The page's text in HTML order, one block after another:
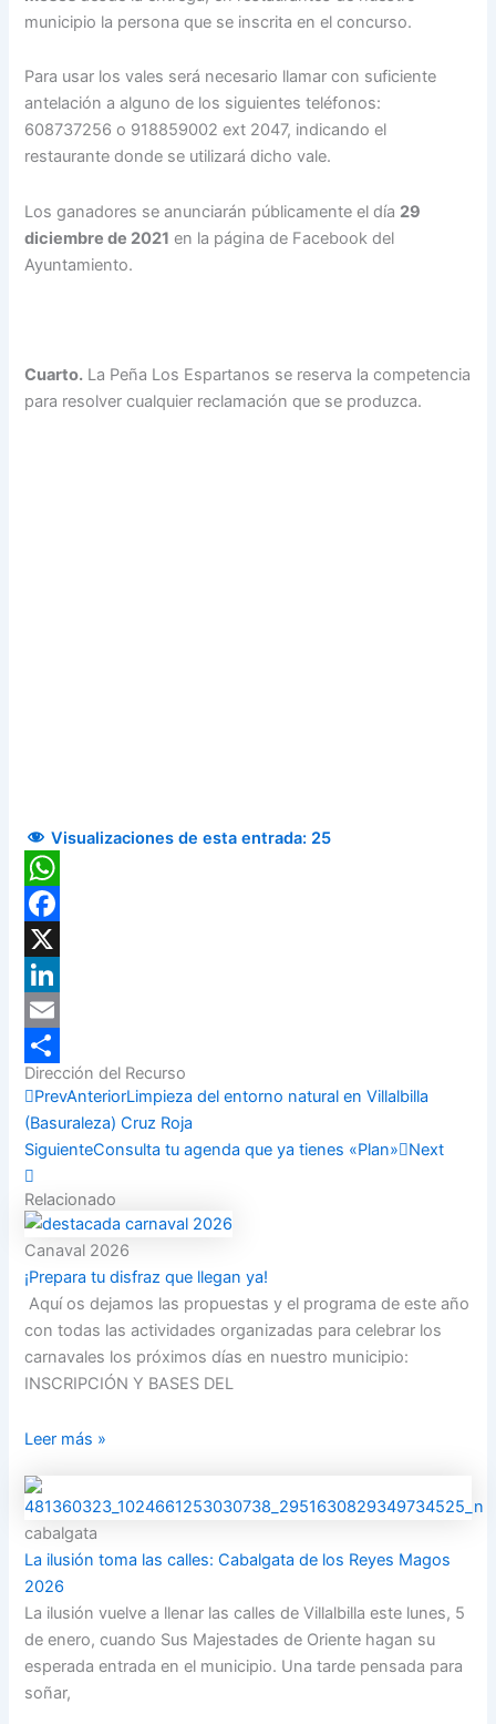
municipio la persona que se inscrita en el concurso.
Para usar los vales será necesario llamar con suficiente
antelación a alguno de los siguientes teléfonos:
608737256 o 918859002 ext 2047, indicando el
restaurante donde se utilizará dicho vale.
Los ganadores se anunciarán públicamente el día 29
diciembre de 2021 en la página de Facebook del
Ayuntamiento.
Cuarto. La Peña Los Espartanos se reserva la competencia
para resolver cualquier reclamación que se produzca.
Visualizaciones de esta entrada: 25
WhatsApp
Facebook
X
LinkedIn
Email
Compartir
Dirección del Recurso
PrevAnteriorLimpieza del entorno natural en Villalbilla
(Basuraleza) Cruz Roja
SiguienteConsulta tu agenda que ya tienes «Plan» Next
Relacionado
Canaval 2026
¡Prepara tu disfraz que llegan ya!
Aquí os dejamos las propuestas y el programa de este año
con todas las actividades organizadas para celebrar los
carnavales los próximos días en nuestro municipio:
INSCRIPCIÓN Y BASES DEL
Leer más »
cabalgata
La ilusión toma las calles: Cabalgata de los Reyes Magos
2026
La ilusión vuelve a llenar las calles de Villalbilla este lunes, 5
de enero, cuando Sus Majestades de Oriente hagan su
esperada entrada en el municipio. Una tarde pensada para
soñar,